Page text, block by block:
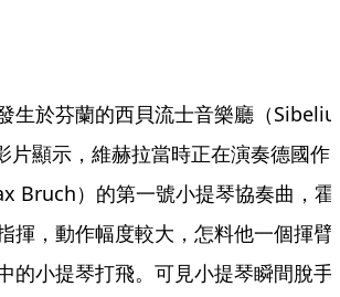
生於芬蘭的西貝流士音樂廳（
片顯示，維赫拉當時正在演奏德國作
Bruch）的第一號小提琴協奏曲，霍
揮，動作幅度較大，怎料他一個揮臂
的小提琴打飛。可見小提琴瞬間脫手